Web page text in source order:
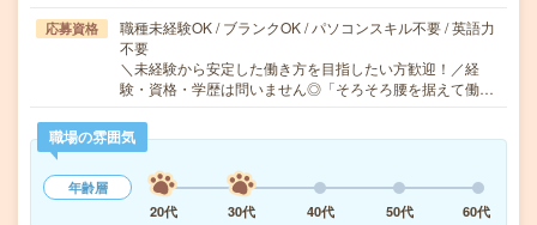
応募資格
職種未経験OK / ブランクOK / パソコンスキル不要 / 英語力
不要
＼未経験から安定した働き方を目指したい方歓迎！／経
験・資格・学歴は問いません◎「そろそろ腰を据えて働…
職場の雰囲気
年齢層
20代
30代 40代 50代 60代